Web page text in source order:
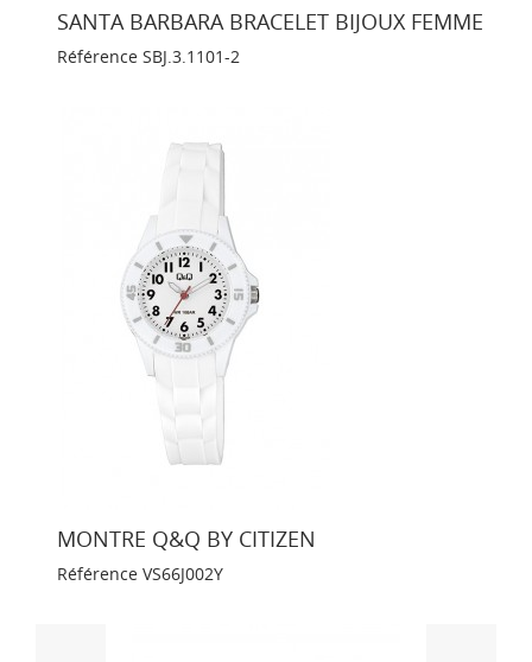
SANTA BARBARA BRACELET BIJOUX FEMME
Référence SBJ.3.1101-2
MONTRE Q&Q BY CITIZEN
Référence VS66J002Y